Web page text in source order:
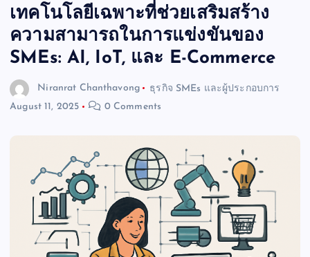
เทคโนโลยีเฉพาะที่ช่วยเสริมสร้าง
ความสามารถในการแข่งขันของ
SMEs: AI, IoT, และ E-Commerce
Niranrat Chanthavong
ธุรกิจ SMEs และผู้ประกอบการ
August 11, 2025
0 Comments